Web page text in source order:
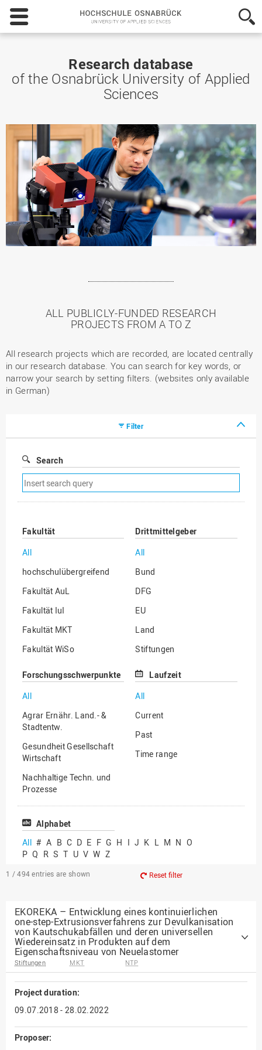
Hochschule
Osnabrück
-
Sciences
Research database
of the Osnabrück University of Applied
Sciences
ALL PUBLICLY-FUNDED RESEARCH
PROJECTS FROM A TO Z
All research projects which are recorded, are located centrally
in our research database. You can search for key words, or
narrow your search by setting filters. (websites only available
in German)
Filter
Search
Remove
search
filter
Fakultät
All
hochschulübergreifend
Fakultät AuL
Fakultät IuI
Fakultät MKT
Fakultät WiSo
Drittmittelgeber
All
Bund
DFG
EU
Land
Stiftungen
Sonstige
Forschungsschwerpunkte
All
Agrar Ernähr. Land.- &
Stadtentw.
Gesundheit Gesellschaft
Wirtschaft
Nachhaltige Techn. und
Prozesse
Vielfältiges Forschen
Laufzeit
All
Current
Past
Time range
Alphabet
All # A B C D E F G H I J K L M N O
P Q R S T U V W Z
1 / 494 entries are shown Reset filter
EKOREKA – Entwicklung eines kontinuierlichen
one-step-Extrusionsverfahrens zur Devulkanisation
von Kautschukabfällen und deren universellen
Wiedereinsatz in Produkten auf dem
Eigenschaftsniveau von Neuelastomer
Stiftungen MKT NTP
Project duration:
09.07.2018 - 28.02.2022
Proposer: